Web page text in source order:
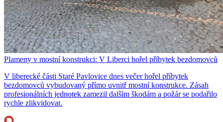
Plameny v mostní konstrukci: V Liberci hořel příbytek bezdomovců
V liberecké části Staré Pavlovice dnes večer hořel příbytek
bezdomovců vybudovaný přímo uvnitř mostní konstrukce. Zásah
profesionálních jednotek zamezil dalším škodám a požár se podařilo
rychle zlikvidovat.